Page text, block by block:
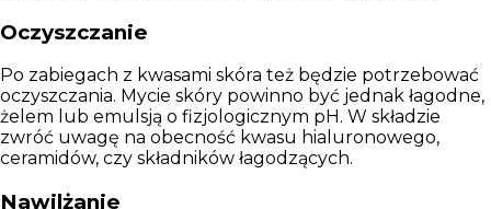
Oczyszczanie
Po zabiegach z kwasami skóra też będzie potrzebować
oczyszczania. Mycie skóry powinno być jednak łagodne,
żelem lub emulsją o fizjologicznym pH. W składzie
zwróć uwagę na obecność kwasu hialuronowego,
ceramidów, czy składników łagodzących.
Nawilżanie